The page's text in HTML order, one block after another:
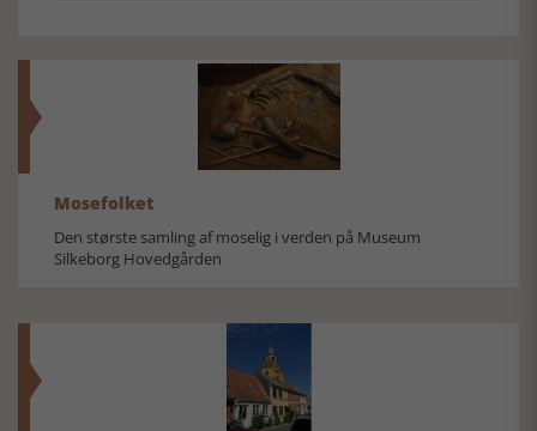
Mosefolket
Den største samling af moselig i verden på Museum
Silkeborg Hovedgården